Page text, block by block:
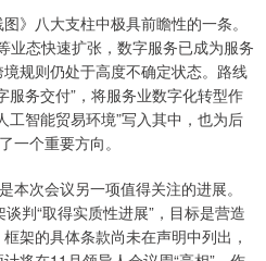
》八大支柱中极具前瞻性的一条。
业态快速扩张，数字服务已成为服务
规则仍处于高度不确定状态。路线
服务交付”，将服务业数字化转型作
工智能贸易环境”写入其中，也为后
一个重要方向。
本次会议另一项值得关注的进展。
判“取得实质性进展”，目标是营造
架的具体条款尚未在声明中列出，